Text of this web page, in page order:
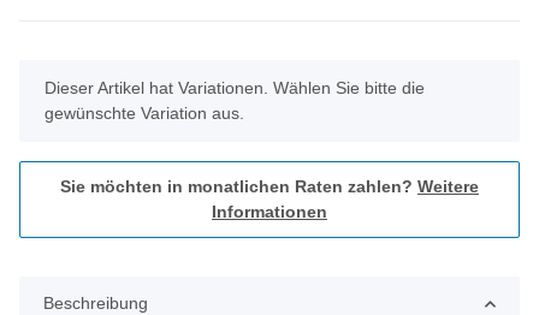
x
Dieser Artikel hat Variationen. Wählen Sie bitte die
gewünschte Variation aus.
Sie möchten in monatlichen Raten zahlen? Weitere
Informationen
Beschreibung